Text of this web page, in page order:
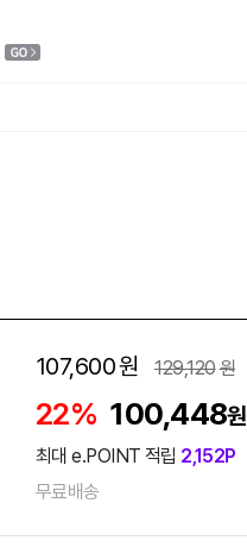
107,600원 129,120원
22% 100,448원
최대 e.POINT 적립 2,152P
무료배송